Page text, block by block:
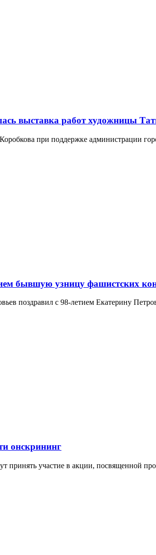
выставка работ художницы
при поддержке администрации
бывшую узницу фашистских
поздравил с 98-летием Екатерину
онскрининг
принять участие в акции, посвященной